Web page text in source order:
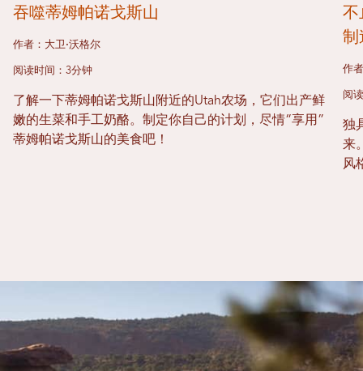
吞噬蒂姆帕诺戈斯山
作者：大卫·沃格尔
阅读时间：3分钟
了解一下蒂姆帕诺戈斯山附近的Utah农场，它们出产鲜
嫩的生菜和手工奶酪。制定你自己的计划，尽情“享用”
蒂姆帕诺戈斯山的美食吧！
制
作
阅
独
来
风